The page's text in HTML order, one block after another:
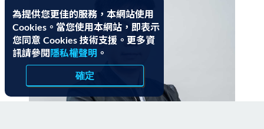
為提供您更佳的服務，本網站使用
Cookies。當您使用本網站，即表示
您同意 Cookies 技術支援。更多資
訊請參閱 隱私權聲明 。
確定